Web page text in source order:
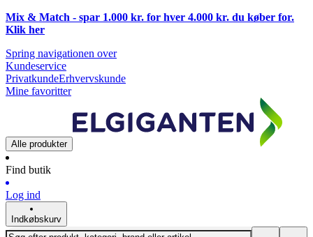
Mix & Match - spar 1.000 kr. for hver 4.000 kr. du køber for.
Klik her
Spring navigationen over
Kundeservice
PrivatkundeErhvervskunde
Mine favoritter
Alle produkter
Find butik
Log ind
Indkøbskurv